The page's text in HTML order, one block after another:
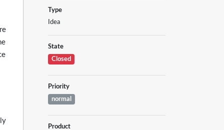
Type
Idea
State
Closed
Priority
normal
Product